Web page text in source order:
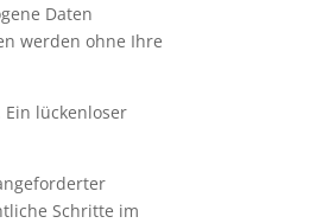
Daten
werden ohne Ihre
lückenloser
Schritte im